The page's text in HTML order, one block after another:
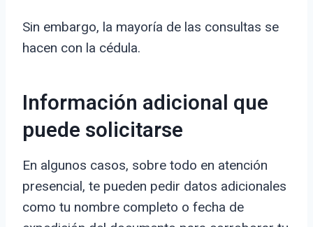
Sin embargo, la mayoría de las consultas se
hacen con la cédula.
Información adicional que
puede solicitarse
En algunos casos, sobre todo en atención
presencial, te pueden pedir datos adicionales
como tu nombre completo o fecha de